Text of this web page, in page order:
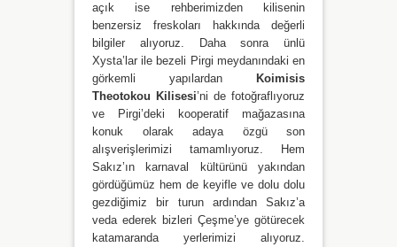
açık ise rehberimizden kilisenin
benzersiz freskoları hakkında değerli
bilgiler alıyoruz. Daha sonra ünlü
Xysta’lar ile bezeli Pirgi meydanındaki en
görkemli yapılardan
Koimisis
Theotokou Kilisesi’ni de fotoğraflıyoruz
ve Pirgi’deki kooperatif mağazasına
konuk olarak adaya özgü son
alışverişlerimizi tamamlıyoruz. Hem
Sakız’ın karnaval kültürünü yakından
gördüğümüz hem de keyifle ve dolu dolu
gezdiğimiz bir turun ardından Sakız’a
veda ederek bizleri Çeşme’ye götürecek
katamaranda yerlerimizi alıyoruz.